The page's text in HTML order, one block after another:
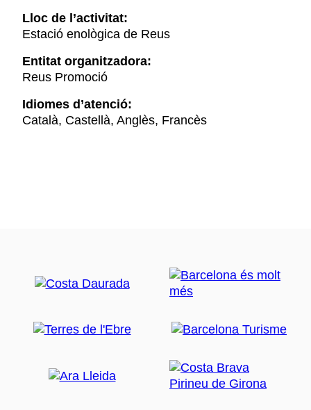
Lloc de l’activitat:
Estació enològica de Reus
Entitat organitzadora:
Reus Promoció
Idiomes d’atenció:
Català, Castellà, Anglès, Francès